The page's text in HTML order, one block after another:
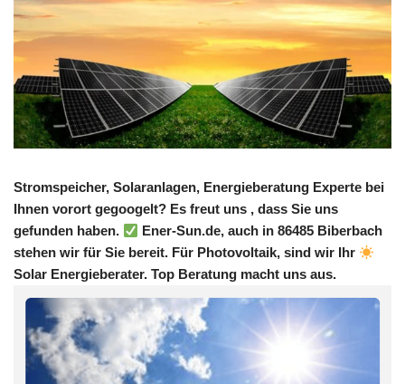
Stromspeicher, Solaranlagen, Energieberatung Experte bei
Ihnen vorort gegoogelt? Es freut uns , dass Sie uns
gefunden haben.
Ener-Sun.de, auch in 86485 Biberbach
stehen wir für Sie bereit. Für Photovoltaik, sind wir Ihr
Solar Energieberater. Top Beratung macht uns aus.